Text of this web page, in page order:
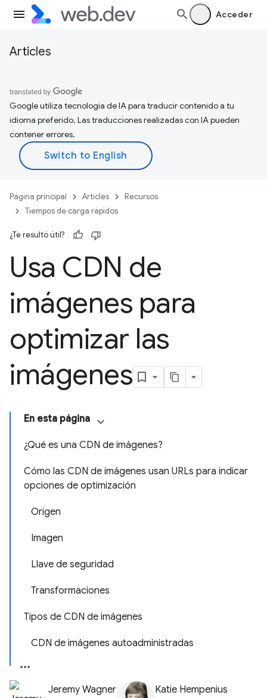
Acceder
Articles
Google utiliza tecnología de IA para traducir contenido a tu
idioma preferido. Las traducciones realizadas con IA pueden
contener errores.
Página principal Articles
Recursos
Tiempos de carga rápidos
¿Te resultó útil?
Usa CDN de
imágenes para
optimizar las
imágenes
En esta página
¿Qué es una CDN de imágenes?
Cómo las CDN de imágenes usan URLs para indicar
opciones de optimización
Origen
Imagen
Llave de seguridad
Transformaciones
Tipos de CDN de imágenes
CDN de imágenes autoadministradas
Jeremy Wagner Katie Hempenius